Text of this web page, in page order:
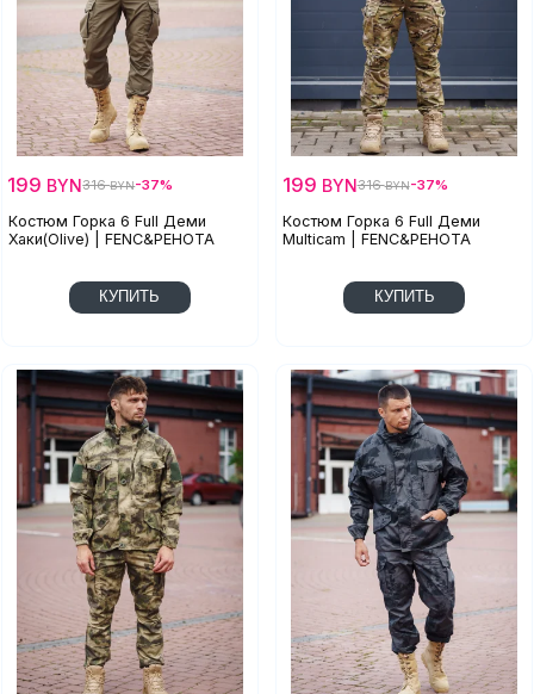
Костюм Горка 6 Full Деми
Хаки(Olive) | FENC&PEHOTA
199 BYN316BYN-37%
КУПИТЬ
Костюм Горка 6 Full Деми
Multicam | FENC&PEHOTA
199 BYN316BYN-37%
КУПИТЬ